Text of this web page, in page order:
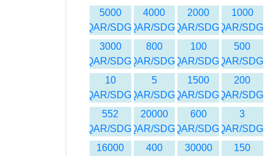
1000
QAR/SDG
2000
QAR/SDG
4000
QAR/SDG
5000
QAR/SDG
500
QAR/SDG
100
QAR/SDG
800
QAR/SDG
3000
QAR/SDG
200
QAR/SDG
1500
QAR/SDG
5
QAR/SDG
10
QAR/SDG
3
QAR/SDG
600
QAR/SDG
20000
QAR/SDG
552
QAR/SDG
150
30000
400
16000